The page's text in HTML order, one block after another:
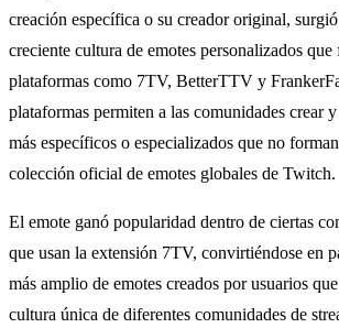
creación específica o su creador original,
creciente cultura de emotes personalizados
plataformas como 7TV, BetterTTV y
plataformas permiten a las comunidades crear
más específicos o especializados que no
colección oficial de emotes globales de Twitch.
El emote ganó popularidad dentro de ciertas
que usan la extensión 7TV, convirtiéndose en
más amplio de emotes creados por usuarios
cultura única de diferentes comunidades de